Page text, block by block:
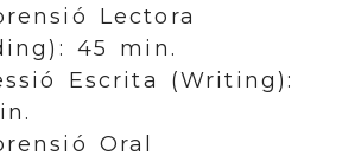
Lectora
45 min.
Escrita (Writing):
Oral